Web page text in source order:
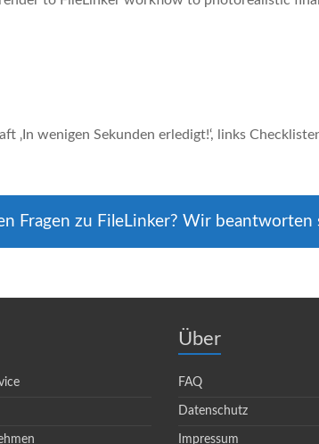
Fragen zu FileLinker? Wir beantworten
Über
FAQ
Datenschutz
Impressum